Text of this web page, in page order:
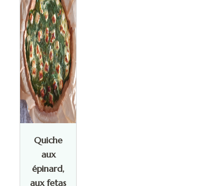
Quiche
aux
épinard,
aux fetas